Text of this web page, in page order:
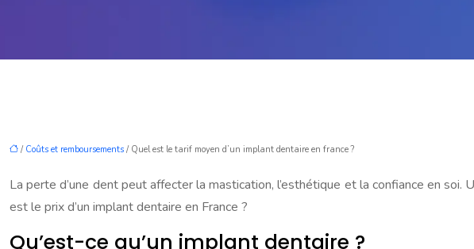
/ Coûts et remboursements / Quel est le tarif moyen d’un implant dentaire en france ?
La perte d’une dent peut affecter la mastication, l’esthétique et la confiance en
est le prix d’un implant dentaire en France ?
Qu’est-ce qu’un implant dentaire ?